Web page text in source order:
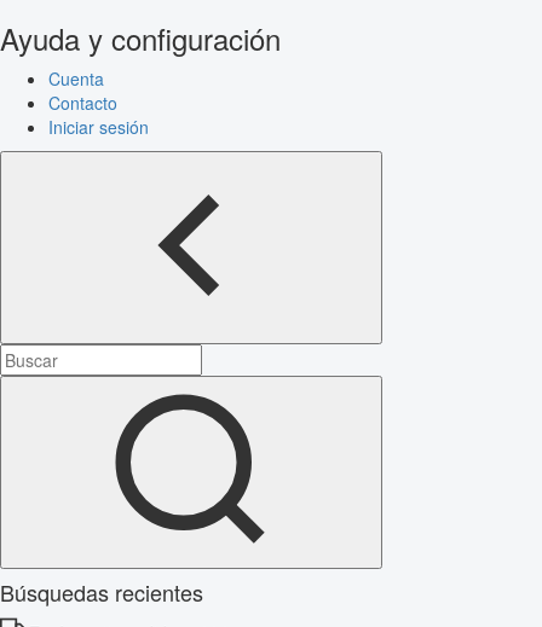
Ayuda y configuración
Cuenta
Contacto
Iniciar sesión
Búsquedas recientes